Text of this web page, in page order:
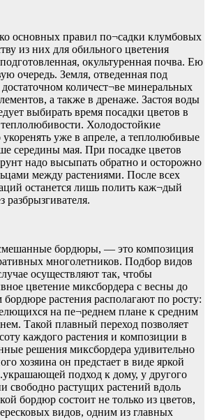
основных правил по¬садки клумбовых
из них для обильного цветения
окультуренная почва. Ею
очередь. Земля, отведенная под
количест¬ве минеральных
а также в дренаже. Застоя воды
выбирать время посадки цветов в
Холодостойкие
уже в апреле, а теплолюбивые
середины мая. При посадке цветов
надо высыпать обратно и осторожно
между растениями. После всех
останется лишь полить каж¬дый
разбрызгивателя.
бордюры, — это композиция
многолетников. Подбор видов
осуществляют так, чтобы
цветение миксбордера с весны до
растения располагают по росту:
на пе¬реднем плане к средним
Такой плавный переход позволяет
каждого растения и композиции в
решения миксбордера удивительно
хозяина он предстает в виде яркой
подход к дому, у другого
свободно растущих растений вдоль
бордюр состоит не только из цветов,
видов, одним из главных